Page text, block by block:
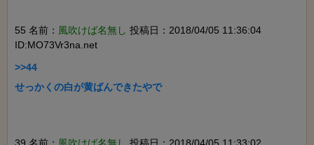
55 名前： 風吹けば名無し 投稿日：2018/04/05 11:36:04
ID:MO73Vr3na.net
>>44
せっかくの白が黄ばんできたやで
39 名前： 風吹けば名無し 投稿日：2018/04/05 11:33:02